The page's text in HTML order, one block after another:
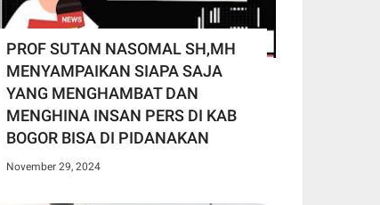
PROF SUTAN NASOMAL SH,MH
MENYAMPAIKAN SIAPA SAJA
YANG MENGHAMBAT DAN
MENGHINA INSAN PERS DI KAB
BOGOR BISA DI PIDANAKAN
November 29, 2024